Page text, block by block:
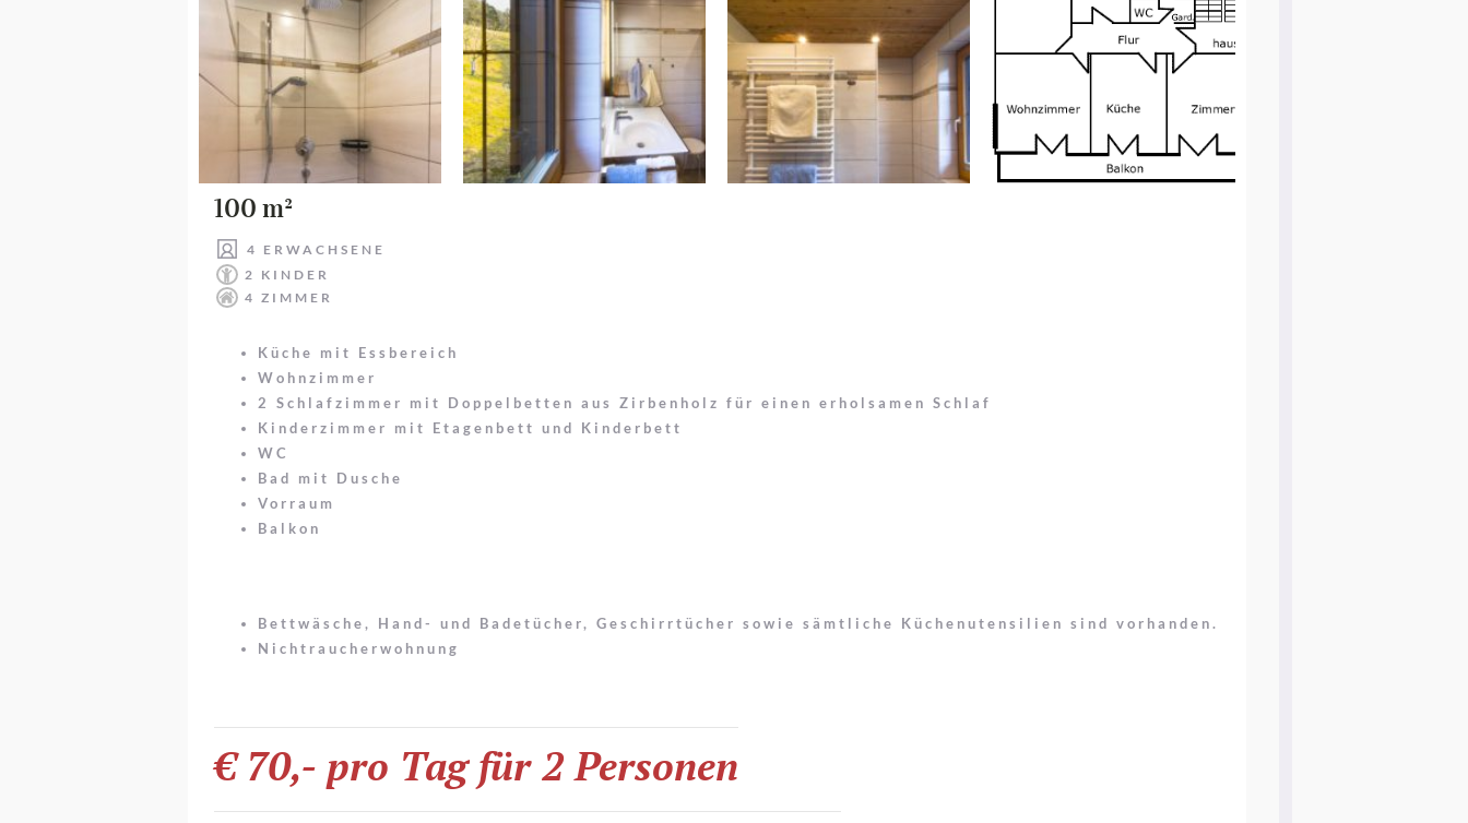
100 m²
4 ERWACHSENE
2 KINDER
4 ZIMMER
Küche mit Essbereich
Wohnzimmer
2 Schlafzimmer mit Doppelbetten aus Zirbenholz für einen erholsamen Schlaf
Kinderzimmer mit Etagenbett und Kinderbett
WC
Bad mit Dusche
Vorraum
Balkon
Bettwäsche, Hand- und Badetücher, Geschirrtücher sowie sämtliche Küchenutensilien sind vorhanden.
Nichtraucherwohnung
€ 70,- pro Tag für 2 Personen